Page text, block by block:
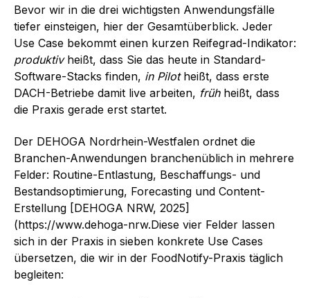
Bevor wir in die drei wichtigsten Anwendungsfälle
tiefer einsteigen, hier der Gesamtüberblick. Jeder
Use Case bekommt einen kurzen Reifegrad-Indikator:
produktivheißt, dass Sie das heute in Standard-
Software-Stacks finden, in Pilotheißt, dass erste
DACH-Betriebe damit live arbeiten, frühheißt, dass
die Praxis gerade erst startet.
Der DEHOGA Nordrhein-Westfalen ordnet die
Branchen-Anwendungen branchenüblich in mehrere
Felder: Routine-Entlastung, Beschaffungs- und
Bestandsoptimierung, Forecasting und Content-
Erstellung [DEHOGA NRW, 2025]
(https://www.dehoga-nrw.Diese vier Felder lassen
sich in der Praxis in sieben konkrete Use Cases
übersetzen, die wir in der FoodNotify-Praxis täglich
begleiten: